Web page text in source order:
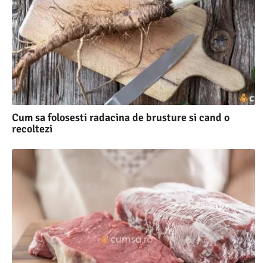
Cum sa folosesti radacina de brusture si cand o
recoltezi